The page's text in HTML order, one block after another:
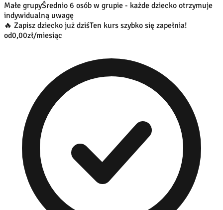
Małe grupyŚrednio 6 osób w grupie - każde dziecko otrzymuje
indywidualną uwagę
🔥 Zapisz dziecko już dziśTen kurs szybko się zapełnia!
od0,00zł/miesiąc